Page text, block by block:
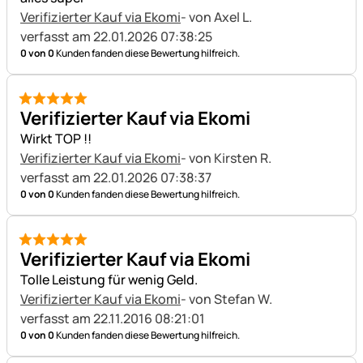
Verifizierter Kauf via Ekomi- von Axel L.
verfasst am 22.01.2026 07:38:25
0 von 0Kunden fanden diese Bewertung hilfreich.
5 von 5
Verifizierter Kauf via Ekomi
Wirkt TOP !!
Verifizierter Kauf via Ekomi- von Kirsten R.
verfasst am 22.01.2026 07:38:37
0 von 0Kunden fanden diese Bewertung hilfreich.
5 von 5
Verifizierter Kauf via Ekomi
Tolle Leistung für wenig Geld.
Verifizierter Kauf via Ekomi- von Stefan W.
verfasst am 22.11.2016 08:21:01
0 von 0Kunden fanden diese Bewertung hilfreich.